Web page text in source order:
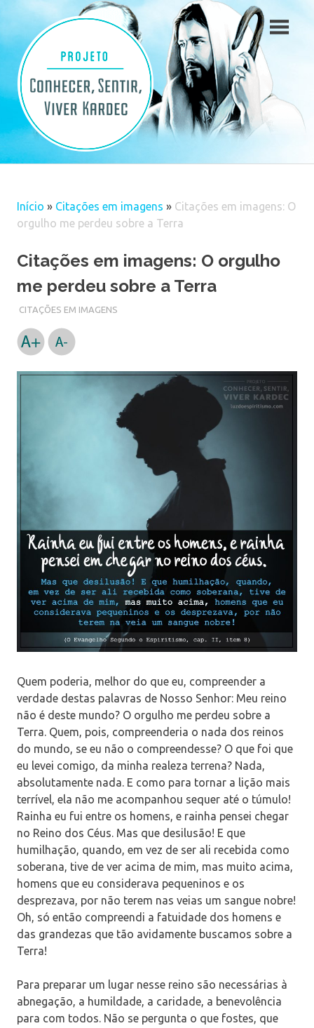
content
Início » Citações em imagens » Citações em imagens: O
orgulho me perdeu sobre a Terra
Citações em imagens: O orgulho
me perdeu sobre a Terra
CITAÇÕES EM IMAGENS
Quem poderia, melhor do que eu, compreender a
verdade destas palavras de Nosso Senhor: Meu reino
não é deste mundo? O orgulho me perdeu sobre a
Terra. Quem, pois, compreenderia o nada dos reinos
do mundo, se eu não o compreendesse? O que foi que
eu levei comigo, da minha realeza terrena? Nada,
absolutamente nada. E como para tornar a lição mais
terrível, ela não me acompanhou sequer até o túmulo!
Rainha eu fui entre os homens, e rainha pensei chegar
no Reino dos Céus. Mas que desilusão! E que
humilhação, quando, em vez de ser ali recebida como
soberana, tive de ver acima de mim, mas muito acima,
homens que eu considerava pequeninos e os
desprezava, por não terem nas veias um sangue nobre!
Oh, só então compreendi a fatuidade dos homens e
das grandezas que tão avidamente buscamos sobre a
Terra!
Para preparar um lugar nesse reino são necessárias à
abnegação, a humildade, a caridade, a benevolência
para com todos. Não se pergunta o que fostes, que